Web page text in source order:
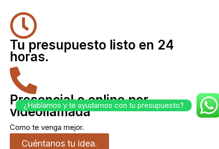
Tu presupuesto listo en 24
horas.
Presencial o online por
videollamada
Como te venga mejor.
Cuéntanos tu idea.
¿Hablamos y te ayudamos con tu presupuesto?